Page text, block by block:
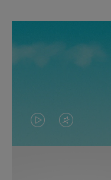
VIDEO
IS
VIDEO
IS